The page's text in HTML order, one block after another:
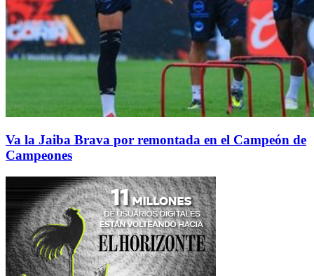
Va la Jaiba Brava por remontada en el Campeón de
Campeones